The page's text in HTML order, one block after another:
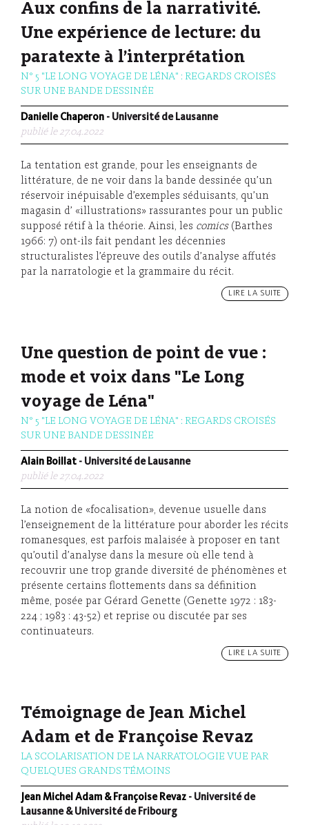
Aux confins de la narrativité.
Une expérience de lecture: du
paratexte à l’interprétation
N° 5 "LE LONG VOYAGE DE LÉNA" : REGARDS CROISÉS
SUR UNE BANDE DESSINÉE
Danielle Chaperon - Université de Lausanne
publié le 27.04.2022
La tentation est grande, pour les enseignants de
littérature, de ne voir dans la bande dessinée qu’un
réservoir inépuisable d’exemples séduisants, qu’un
magasin d’ «illustrations» rassurantes pour un public
supposé rétif à la théorie. Ainsi, les comics(Barthes
1966: 7) ont-ils fait pendant les décennies
structuralistes l’épreuve des outils d’analyse affutés
par la narratologie et la grammaire du récit.
LIRE LA SUITE
Une question de point de vue :
mode et voix dans "Le Long
voyage de Léna"
N° 5 "LE LONG VOYAGE DE LÉNA" : REGARDS CROISÉS
SUR UNE BANDE DESSINÉE
Alain Boillat - Université de Lausanne
publié le 27.04.2022
La notion de «focalisation», devenue usuelle dans
l’enseignement de la littérature pour aborder les récits
romanesques, est parfois malaisée à proposer en tant
qu’outil d’analyse dans la mesure où elle tend à
recouvrir une trop grande diversité de phénomènes et
présente certains flottements dans sa définition
même, posée par Gérard Genette (Genette 1972 : 183-
224 ; 1983 : 43-52) et reprise ou discutée par ses
continuateurs.
LIRE LA SUITE
Témoignage de Jean Michel
Adam et de Françoise Revaz
LA SCOLARISATION DE LA NARRATOLOGIE VUE PAR
QUELQUES GRANDS TÉMOINS
Jean Michel Adam & Françoise Revaz - Université de
Lausanne & Université de Fribourg